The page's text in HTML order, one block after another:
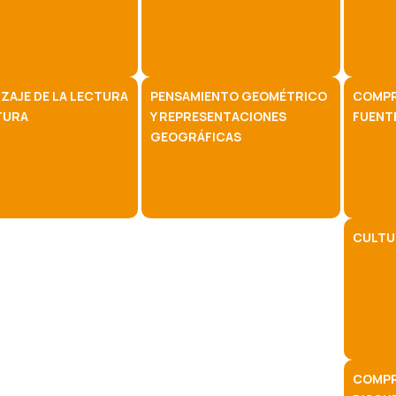
DE LA LECTURA
PENSAMIENTO GEOMÉTRICO
Y REPRESENTACIONES
GEOGRÁFICAS